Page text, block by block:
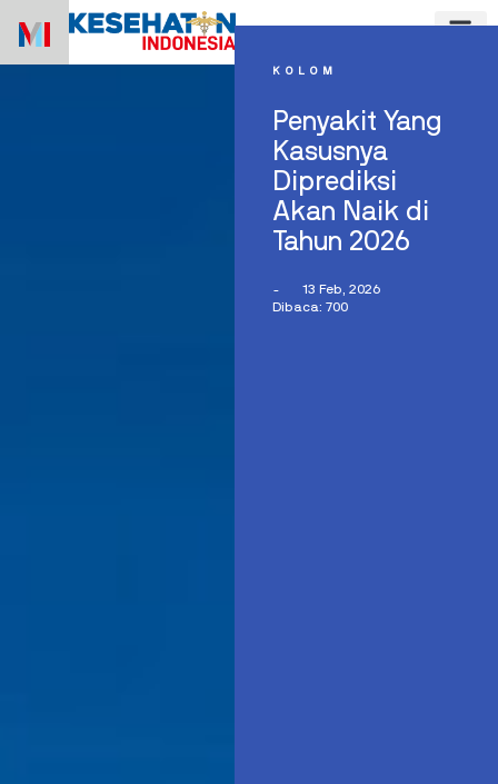
KOLOM
Penyakit Yang
Kasusnya
Diprediksi
Akan Naik di
Tahun 2026
-
13 Feb, 2026
Dibaca: 700